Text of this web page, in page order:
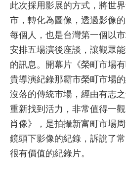
此次採用影展的方式，將世
市，轉化為圖像，透過影像
每個人，也是台灣第一個以
安排五場演後座談，讓觀眾
的訊息。開幕片《榮町市場
貴導演紀錄那霸市榮町市場
沒落的傳統市場，經由有志
重新找到活力，非常值得一
肖像》，是拍攝新富町市場
鏡頭下影像的紀錄，訴說了
很有價值的紀錄片。